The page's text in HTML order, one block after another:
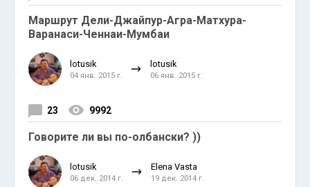
Маршрут Дели-Джайпур-Агра-Матхура-
Варанаси-Ченнаи-Мумбаи
lotusik
04 янв. 2015 г.
lotusik
06 янв. 2015 г.
23 9992
Говорите ли вы по-олбански? ))
lotusik
06 дек. 2014 г.
Elena Vasta
19 дек. 2014 г.